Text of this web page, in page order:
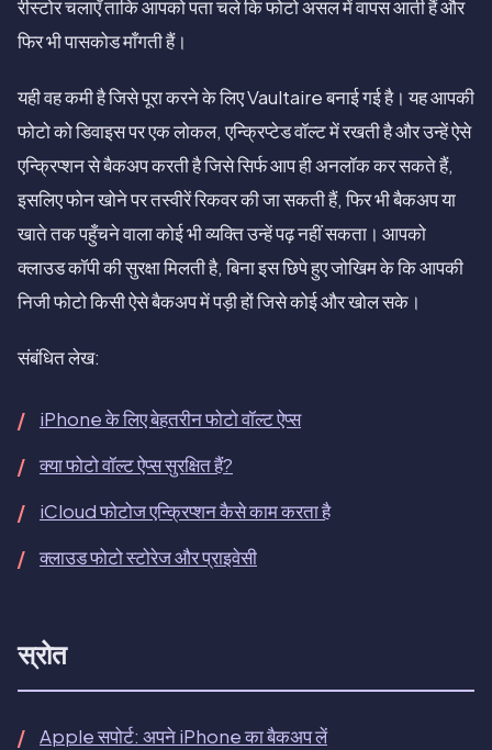
रीस्टोर चलाएँ ताकि आपको पता चले कि फोटो असल में वापस आती हैं और
फिर भी पासकोड माँगती हैं।
यही वह कमी है जिसे पूरा करने के लिए Vaultaire बनाई गई है। यह आपकी
फोटो को डिवाइस पर एक लोकल, एन्क्रिप्टेड वॉल्ट में रखती है और उन्हें ऐसे
एन्क्रिप्शन से बैकअप करती है जिसे सिर्फ आप ही अनलॉक कर सकते हैं,
इसलिए फोन खोने पर तस्वीरें रिकवर की जा सकती हैं, फिर भी बैकअप या
खाते तक पहुँचने वाला कोई भी व्यक्ति उन्हें पढ़ नहीं सकता। आपको
क्लाउड कॉपी की सुरक्षा मिलती है, बिना इस छिपे हुए जोखिम के कि आपकी
निजी फोटो किसी ऐसे बैकअप में पड़ी हों जिसे कोई और खोल सके।
संबंधित लेख:
iPhone के लिए बेहतरीन फोटो वॉल्ट ऐप्स
क्या फोटो वॉल्ट ऐप्स सुरक्षित हैं?
iCloud फोटोज एन्क्रिप्शन कैसे काम करता है
क्लाउड फोटो स्टोरेज और प्राइवेसी
स्रोत
Apple सपोर्ट: अपने iPhone का बैकअप लें